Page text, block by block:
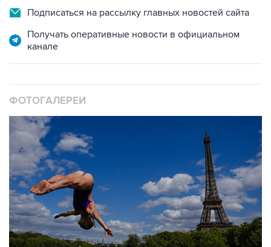
Получать оперативные новости в официальном
10